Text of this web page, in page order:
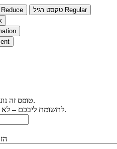
Reduce
Regular
טופס זה נועד להזנת משוב בנושא נגישות בלבד.
לתשומת ליבכם – לא יינתן מענה לפניות בנושאים אחרים.